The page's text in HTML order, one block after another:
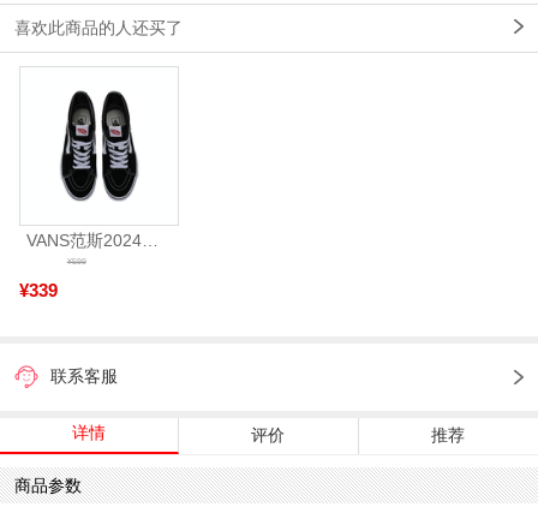
喜欢此商品的人还买了
VANS范斯2024中性SK8-HiCL帆布鞋/硫化鞋VN000D5IB8C
¥339
¥599
联系客服
详情 评价 推荐
商品参数